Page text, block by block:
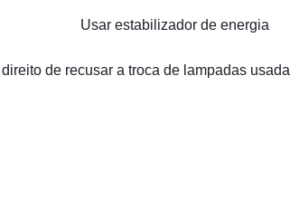
Usar estabilizador de energia
de recusar a troca de lampadas